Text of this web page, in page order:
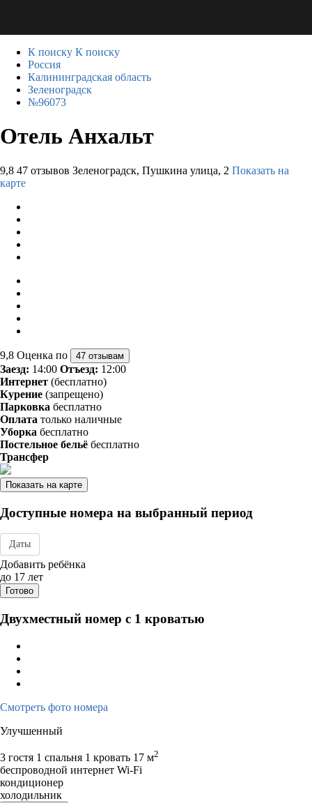
К поиску К поиску
Россия
Калининградская область
Зеленоградск
№96073
Отель Анхальт
9,8 47 отзывов Зеленоградск, Пушкина улица, 2 Показать на
карте
9,8 Оценка по 47 отзывам
Заезд: 14:00 Отъезд: 12:00
Интернет (бесплатно)
Курение (запрещено)
Парковка бесплатно
Оплата только наличные
Уборка бесплатно
Постельное бельё бесплатно
Трансфер
Показать на карте
Доступные номера на выбранный период
Даты
Дата заезда - отъезда
Добавить ребёнка
до 17 лет
Готово
Двухместный номер с 1 кроватью
Смотреть фото номера
Улучшенный
3 гостя 1 спальня 1 кровать 17 м2
беспроводной интернет Wi-Fi
кондиционер
холодильник